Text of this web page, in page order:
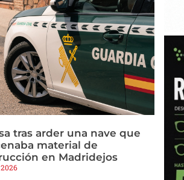
tras arder una nave que
material de
en Madridejos